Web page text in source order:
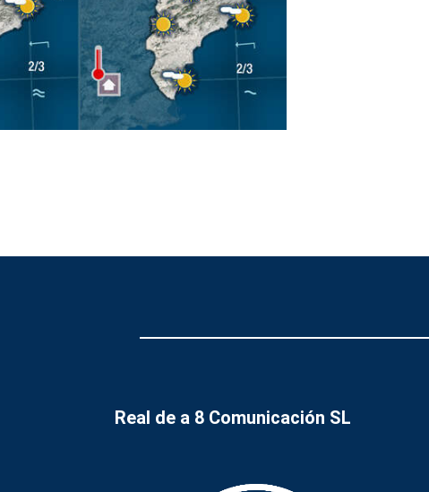
Real de a 8 Comunicación SL